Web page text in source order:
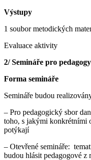
Výstupy
1 soubor metodických
Evaluace aktivity
2/ Semináře pro
Forma semináře
Semináře budou
– Pro pedagogický sbor
toho, s jakými konkrétními
potýkají
– Otevřené semináře:
budou hlásit pedagogové z